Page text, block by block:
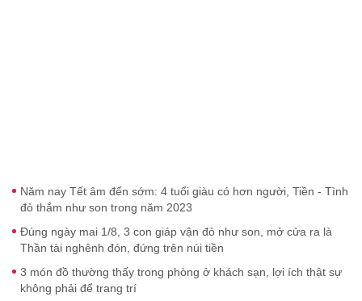
Năm nay Tết âm đến sớm: 4 tuổi giàu có hơn người, Tiền - Tình
đỏ thắm như son trong năm 2023
Đúng ngày mai 1/8, 3 con giáp vận đỏ như son, mở cửa ra là
Thần tài nghênh đón, đứng trên núi tiền
3 món đồ thường thấy trong phòng ở khách sạn, lợi ích thật sự
không phải để trang trí